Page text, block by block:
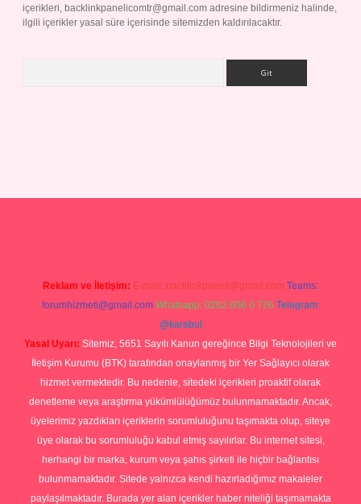
içerikleri, backlinkpanelicomtr@gmail.com adresine bildirmeniz halinde,
ilgili içerikler yasal süre içerisinde sitemizden kaldırılacaktır.
Reklam ve İletişim: E-mail: backlinkpaneli@gmail.com Teams:
forumhizmeti@gmail.com Whatsapp: 0262 606 0 726 Telegram:
@karabul
Yasal Uyarı: Sitemiz, 5651 Sayılı Kanun gereğince Bilgi Teknolojileri ve
İletişim Kurumu (BTK) tarafından onaylanmış bir Yer Sağlayıcı olarak
hizmet vermektedir. Bu nedenle, sitedeki içerikleri proaktif olarak
denetleme veya araştırma yükümlülüğümüz bulunmamaktadır. Ancak,
üyelerimiz yazdıkları içeriklerin sorumluluğunu taşımakta olup, siteye
üye olarak bu sorumluluğu kabul etmiş sayılırlar. Bu internet sitesi,
herhangi bir marka, kurum veya şahıs şirketi ile hiçbir bağlantısı
bulunmamaktadır. Sitede yalnızca kendi hazırladığımız makaleler
paylaşılmaktadır. Burada yer alan içerikler haber niteliği taşımamakta